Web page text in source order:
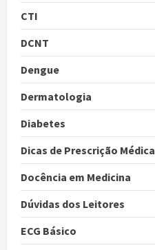
CTI
DCNT
Dengue
Dermatologia
Diabetes
Dicas de Prescrição Médica
Docência em Medicina
Dúvidas dos Leitores
ECG Básico